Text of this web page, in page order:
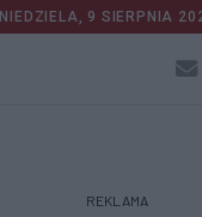
NIEDZIELA, 9 SIERPNIA
REKLAMA